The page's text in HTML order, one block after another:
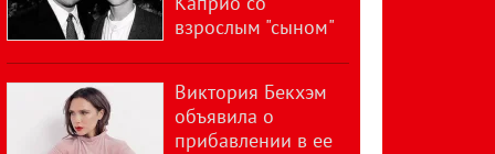
взрослым "сыном"
Виктория Бекхэм
объявила о
прибавлении в ее